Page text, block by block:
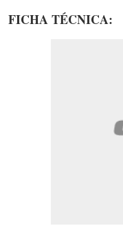
FICHA TÉCNICA: